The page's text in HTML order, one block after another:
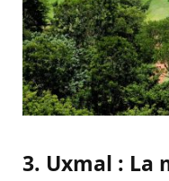
3. Uxmal : La